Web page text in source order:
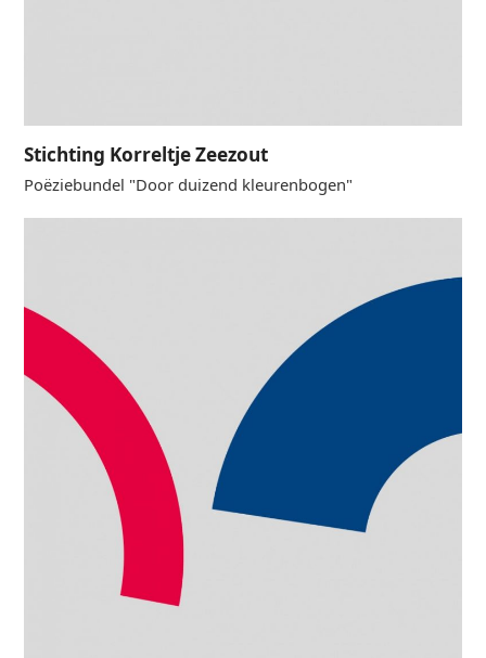
Stichting Korreltje Zeezout
Poëziebundel "Door duizend kleurenbogen"